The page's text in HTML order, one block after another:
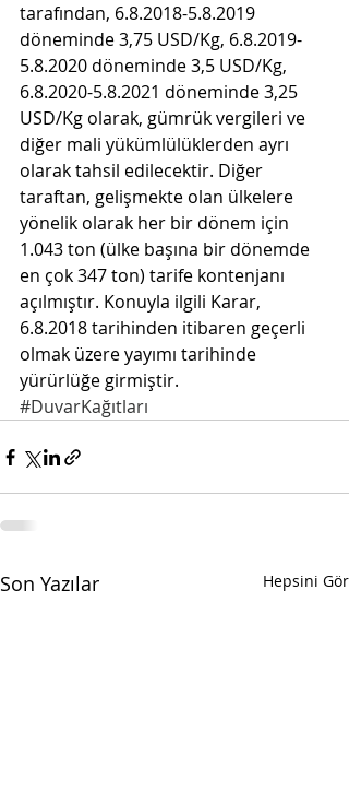
tarafından, 6.8.2018-5.8.2019
döneminde 3,75 USD/Kg, 6.8.2019-
5.8.2020 döneminde 3,5 USD/Kg,
6.8.2020-5.8.2021 döneminde 3,25
USD/Kg olarak, gümrük vergileri ve
diğer mali yükümlülüklerden ayrı
olarak tahsil edilecektir. Diğer
taraftan, gelişmekte olan ülkelere
yönelik olarak her bir dönem için
1.043 ton (ülke başına bir dönemde
en çok 347 ton) tarife kontenjanı
açılmıştır. Konuyla ilgili Karar,
6.8.2018 tarihinden itibaren geçerli
olmak üzere yayımı tarihinde
yürürlüğe girmiştir.
#DuvarKağıtları
Son Yazılar Hepsini Gör